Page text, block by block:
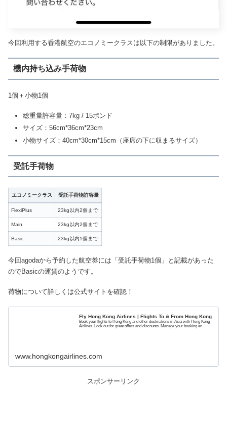
今回利用する香港航空のエコノミークラスは以下の制限がありました。
機内持ち込み手荷物
1個＋小物1個
総重量許容量：7kg / 15ポンド
サイズ：56cm*36cm*23cm
小物サイズ：40cm*30cm*15cm（座席の下に収まるサイズ）
受託手荷物
エコノミークラス 受託手荷物許容量
FlexiPlus 23kg以内2個まで
Main 23kg以内2個まで
Basic 23kg以内1個まで
今回agodaから予約した航空券には「受託手荷物1個」と記載があった
のでBasicの運賃のようです。
荷物について詳しくは公式サイトを確認！
Fly Hong Kong Airlines | Flights To & From Hong Kong
Book your flights to Hong Kong and other destinations in Asia with Hong Kong
Airlines. Look out for great offers and discounts. Manage your booking an...
www.hongkongairlines.com
スポンサーリンク